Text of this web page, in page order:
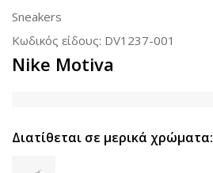
Sneakers
Κωδικός είδους: DV1237-001
Nike Motiva
Διατίθεται σε μερικά χρώματα: